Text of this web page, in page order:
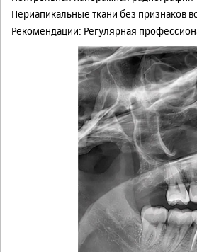
Периапикальные ткани без признаков
Рекомендации: Регулярная